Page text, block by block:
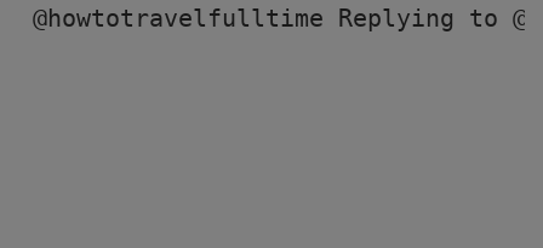
@howtotravelfulltime Replying to